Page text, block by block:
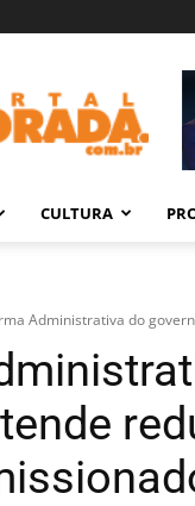
CULTURA
Administrativa do